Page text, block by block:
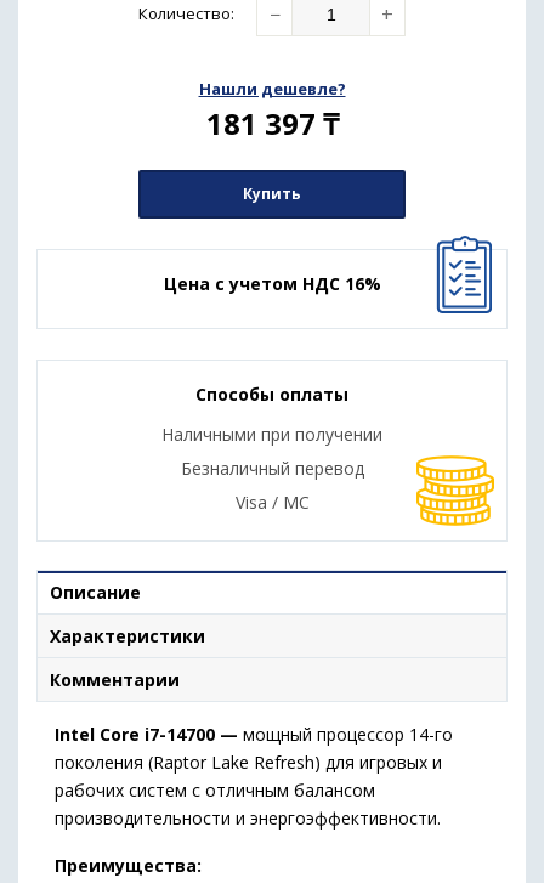
Количество: − +
Нашли дешевле?
181 397 ₸
Купить
Цена с учетом НДС 16%
Способы оплаты
Наличными при получении
Безналичный перевод
Visa / MC
Описание
Характеристики
Комментарии
Intel Core i7-14700 — мощный процессор 14-го
поколения (Raptor Lake Refresh) для игровых и
рабочих систем с отличным балансом
производительности и энергоэффективности.
Преимущества: